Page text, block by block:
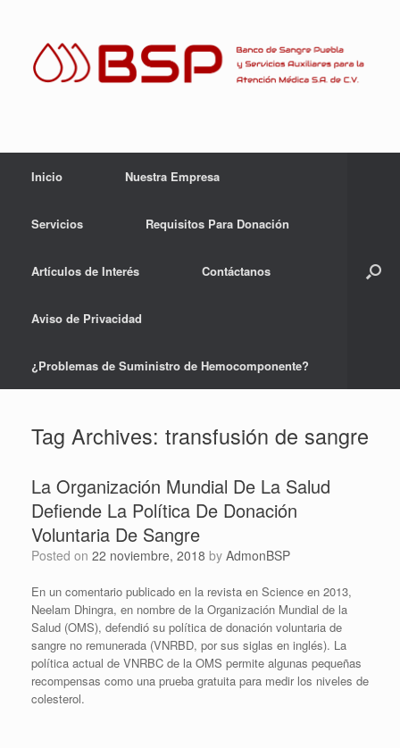
Inicio Nuestra Empresa
Servicios Requisitos Para Donación
Artículos de Interés Contáctanos
Aviso de Privacidad
¿Problemas de Suministro de Hemocomponente?
Tag Archives: transfusión de sangre
La Organización Mundial De La Salud
Defiende La Política De Donación
Voluntaria De Sangre
Posted on 22 noviembre, 2018 by AdmonBSP
En un comentario publicado en la revista en Science en 2013,
Neelam Dhingra, en nombre de la Organización Mundial de la
Salud (OMS), defendió su política de donación voluntaria de
sangre no remunerada (VNRBD, por sus siglas en inglés). La
política actual de VNRBC de la OMS permite algunas pequeñas
recompensas como una prueba gratuita para medir los niveles de
colesterol.